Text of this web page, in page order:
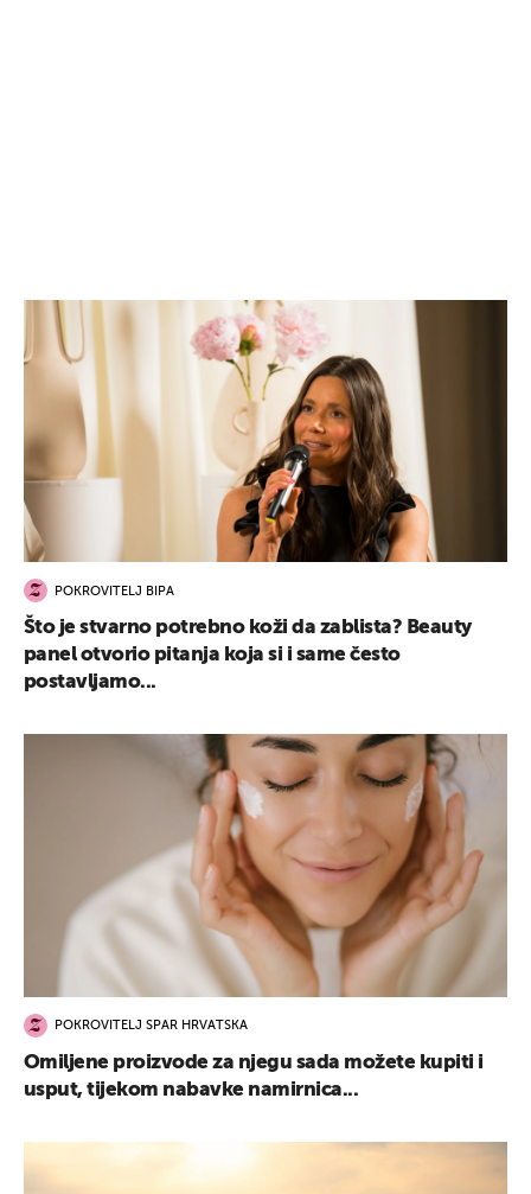
POKROVITELJ BIPA
Što je stvarno potrebno koži da zablista? Beauty
panel otvorio pitanja koja si i same često
postavljamo...
POKROVITELJ SPAR HRVATSKA
Omiljene proizvode za njegu sada možete kupiti i
usput, tijekom nabavke namirnica...